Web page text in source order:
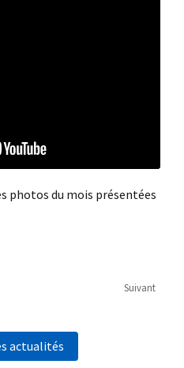
photos du mois présentées
Suivant
actualités